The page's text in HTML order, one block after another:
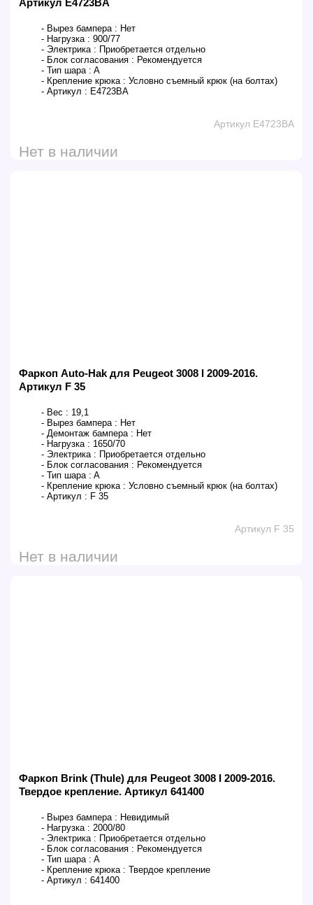
- Вырез бампера : Нет
- Нагрузка : 900/77
- Электрика : Приобретается отдельно
- Блок согласования : Рекомендуется
- Тип шара : A
- Крепление крюка : Условно съемный крюк (на болтах)
- Артикул : E4723BA
Артикул E4723BA
Нет в наличии
Фаркоп Auto-Hak для Peugeot 3008 I 2009-2016.
Артикул F 35
- Вес : 19,1
- Вырез бампера : Нет
- Демонтаж бампера : Нет
- Нагрузка : 1650/70
- Электрика : Приобретается отдельно
- Блок согласования : Рекомендуется
- Тип шара : A
- Крепление крюка : Условно съемный крюк (на болтах)
- Артикул : F 35
Артикул F 35
Нет в наличии
Фаркоп Brink (Thule) для Peugeot 3008 I 2009-2016.
Твердое крепление. Артикул 641400
- Вырез бампера : Невидимый
- Нагрузка : 2000/80
- Электрика : Приобретается отдельно
- Блок согласования : Рекомендуется
- Тип шара : A
- Крепление крюка : Твердое крепление
- Артикул : 641400